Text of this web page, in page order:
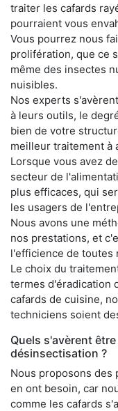
traiter les cafards
pourraient vous
Vous pourrez nous
prolifération, que ce
même des insectes
nuisibles.
Nos experts
à leurs outils, le
bien de votre
meilleur traitement à
Lorsque vous avez
secteur de
plus efficaces, qui
les usagers de
Nous avons une
nos prestations, et
l'efficience de toutes
Le choix du
termes d'éradication
cafards de cuisine,
techniciens soient
Quels s'avèrent
désinsectisation ?
Nous proposons des
en ont besoin, car
comme les cafards